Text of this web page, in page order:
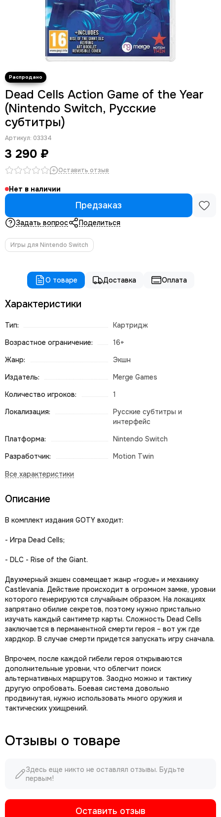
Dead Cells Action Game of the Year
(Nintendo Switch, Русские
субтитры)
Артикул: 03334
3 290 ₽
Оставить отзыв
Нет в наличии
Предзаказ
Задать вопрос Поделиться
Игры для Nintendo Switch
О товаре Доставка Оплата
Характеристики
Тип:
Картридж
Возрастное ограничение:
16+
Жанр:
Экшн
Издатель:
Merge Games
Количество игроков:
1
Локализация:
Русские субтитры и
интерфейс
Платформа:
Nintendo Switch
Разработчик:
Motion Twin
Описание
В комплект издания GOTY входит:
- Игра Dead Cells;
- DLC - Rise of the Giant.
Двухмерный экшен совмещает жанр «rogue» и механику
Castlevania. Действие происходит в огромном замке, уровни
которого генерируются случайным образом. На локациях
запрятано обилие секретов, поэтому нужно пристально
изучать каждый сантиметр карты. Сложность Dead Cells
заключается в перманентной смерти героя – вот уж где
хардкор. В случае смерти придется запускать игру сначала.
Впрочем, после каждой гибели героя открываются
дополнительные уровни, что облегчит поиск
альтернативных маршрутов. Заодно можно и тактику
другую опробовать. Боевая система довольно
продвинутая, нужно использовать много оружия и
тактических ухищрений.
Отзывы о товаре
Здесь еще никто не оставлял отзывы. Будьте
первым!
Оставить отзыв